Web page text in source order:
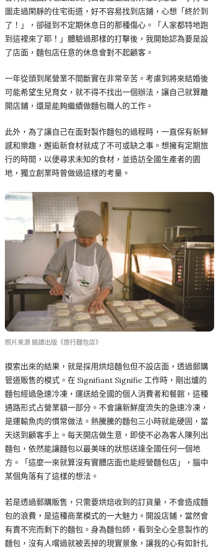
圖走過閑靜的住宅街道，好不容易找到店鋪，心想「終於到
了！」，卻碰到不定期休息日的那種傷心。「人家都特地跑
到這裡來了耶！」體驗過那樣的打擊後，我開始認為要是設
了店面，麵包店任意的休息會對不起顧客。
一年從頭到尾營業不間斷實在非常辛苦。考慮到將來結婚後
可能希望生兒育女，就不得不找出一個辦法，讓自己就算離
開店鋪，還是能夠繼續做麵包職人的工作。
此外，為了讓自己在面對製作麵包的過程時，一直保有新鮮
感和樂趣，邂逅新食材就成了不可或缺之事。想擁有定期旅
行的時間，以便尋求未知的食材，並造訪全國生產者的園
地，獨立創業時曾做過這樣的考量。
照片來源 臉譜出版《旅行麵包店》
摸索出來的結果，就是採用烘焙麵包但不設店面，透過郵購
管道販售的模式。在 Signifiant Signifie 工作時，剛出爐的
麵包經過急速冷凍，運送給全國的個人消費者和餐館，這種
通路形式占營業額一部分。不會讓新鮮度流失的急速冷凍，
是運輸魚肉的慣常做法。熱騰騰的麵包三小時就能硬固，當
天送到顧客手上。每天開店做生意，即使不必為客人陳列出
麵包，依然能讓麵包以最美味的狀態送達全國任何一個地
方。「這麼一來就算沒有實體店面也能經營麵包店」，腦中
某個角落有了這樣的想法。
若是透過郵購販售，只需要烘焙收到的訂貨量，不會造成麵
包的浪費，是這種商業模式的一大魅力。開設店鋪，當然會
有賣不完而剩下的麵包。身為麵包師，看到全心全意製作的
麵包，沒有人嚐過就被丟掉的現實景象，讓我的心有如針扎